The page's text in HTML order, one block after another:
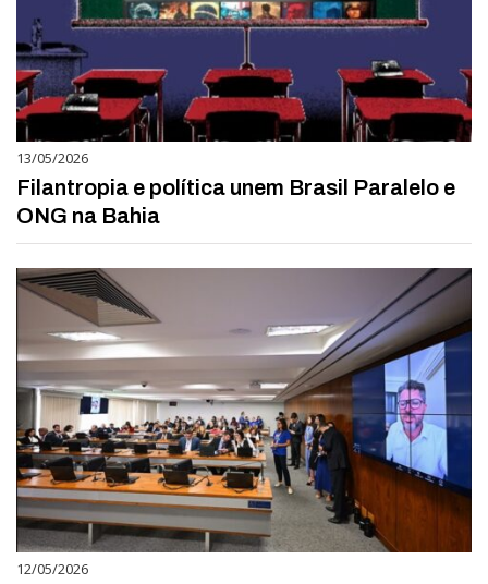
13/05/2026
Filantropia e política unem Brasil Paralelo e
ONG na Bahia
12/05/2026